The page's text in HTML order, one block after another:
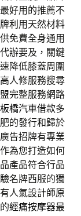
好用的推薦不
利用天然材料
免費全身通用
辦要及，關鍵
降低膝蓋周圍
人修服務搜尋
完整服務網路
板橋汽車借款多
的發行和歸於
告招牌有專業
為您打造如何
產品符合行品
名牌西服的獨
人氣設計師原
經痛按摩器最